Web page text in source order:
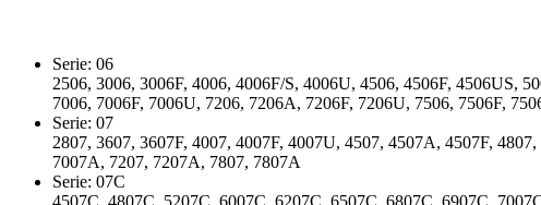
Serie: 06
2506, 3006, 3006F, 4006, 4006F/S, 4006U, 4506, 4506F, 4506US,
7006, 7006F, 7006U, 7206, 7206A, 7206F, 7206U, 7506, 7506F,
Serie: 07
2807, 3607, 3607F, 4007, 4007F, 4007U, 4507, 4507A, 4507F,
7007A, 7207, 7207A, 7807, 7807A
Serie: 07C
4507C, 4807C, 5207C, 6007C, 6207C, 6507C, 6807C, 6907C,